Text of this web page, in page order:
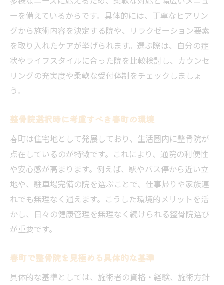
ーを備えているからです。具体的には、丁寧なヒアリン
グから施術内容を決定する院や、リラクゼーション要素
を取り入れたケアが挙げられます。選ぶ際は、自分の症
状やライフスタイルに合った院を比較検討し、カウンセ
リングの充実度や柔軟な受付体制をチェックしましょ
う。
整骨院選択時に考慮すべき春町の環境
春町は住宅地として発展しており、生活圏内に整骨院が
点在しているのが特徴です。これにより、通院の利便性
や安心感が高まります。例えば、駅やバス停から近い立
地や、駐車場完備の院を選ぶことで、仕事帰りや家族連
れでも無理なく通えます。こうした環境的メリットを活
かし、日々の健康管理を無理なく続けられる整骨院選び
が重要です。
春町で整骨院を見極める具体的な基準
具体的な基準としては、施術者の資格・経験、施術方針